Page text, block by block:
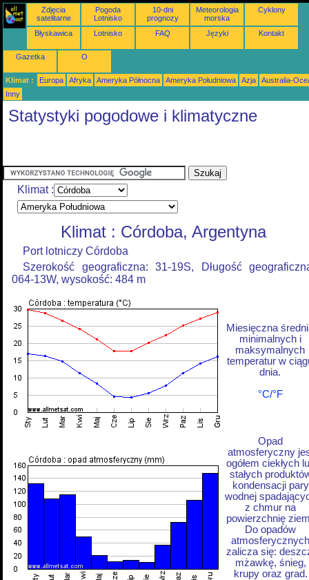
Zdjęcia
satelitarne
Pogoda
Lotnisko
10-dni
prognozy
Meteorologia
morska
Cyklony
Błyskawica Lotnisko FAQ Języki Kontakt
Gazetka O
Klimat : Europa Afryka Ameryka Północna Ameryka Południowa Azja
Australia-
Inny
Statystyki pogodowe i klimatyczne
Klimat :
Klimat : Córdoba, Argentyna
Port lotniczy Córdoba
Szerokość geograficzna: 31-19S, Długość
064-13W, wysokość: 484 m
Miesięczna
minimalnych i
maksymalnych
temperatur w
dnia.
°C/°F
Opad
atmosferyczny
ogółem ciekłych
stałych
kondensacji pary
wodnej
z chmur na
powierzchnię
Do opadów
atmosferycznych
zalicza się:
mżawkę, śnieg,
krupy oraz grad.